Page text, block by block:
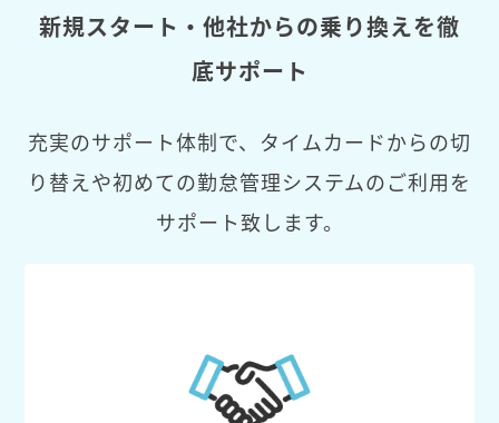
新規スタート・他社からの乗り換えを徹
底サポート
充実のサポート体制で、タイムカードからの切
り替えや初めての勤怠管理システムのご利用を
サポート致します。